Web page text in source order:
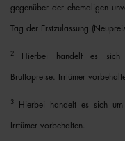
gegenüber der ehemaligen
Tag der Erstzulassung
2 Hierbei handelt es sich
Bruttopreise. Irrtümer
3 Hierbei handelt es sich um
Irrtümer vorbehalten.